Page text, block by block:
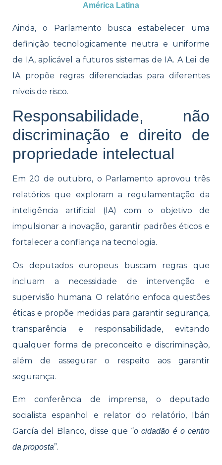
América Latina
Ainda, o Parlamento busca estabelecer uma
definição tecnologicamente neutra e uniforme
de IA, aplicável a futuros sistemas de IA. A Lei de
IA propõe regras diferenciadas para diferentes
níveis de risco.
Responsabilidade, não
discriminação e direito de
propriedade intelectual
Em 20 de outubro, o Parlamento aprovou três
relatórios que exploram a regulamentação da
inteligência artificial (IA) com o objetivo de
impulsionar a inovação, garantir padrões éticos e
fortalecer a confiança na tecnologia.
Os deputados europeus buscam regras que
incluam a necessidade de intervenção e
supervisão humana. O relatório enfoca questões
éticas e propõe medidas para garantir segurança,
transparência e responsabilidade, evitando
qualquer forma de preconceito e discriminação,
além de assegurar o respeito aos garantir
segurança.
Em conferência de imprensa, o deputado
socialista espanhol e relator do relatório, Ibán
García del Blanco, disse que “o cidadão é o centro
da proposta”.